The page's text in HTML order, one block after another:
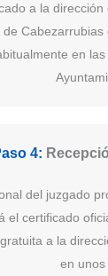
a la
de
en
4:
del juzgado
el certificado
a la
en unos